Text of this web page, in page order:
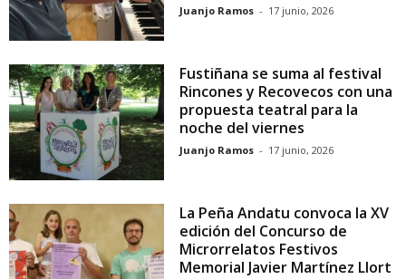
Juanjo Ramos - 17 junio, 2026
Fustiñana se suma al festival
Rincones y Recovecos con una
propuesta teatral para la
noche del viernes
Juanjo Ramos - 17 junio, 2026
La Peña Andatu convoca la XV
edición del Concurso de
Microrrelatos Festivos
Memorial Javier Martínez Llort